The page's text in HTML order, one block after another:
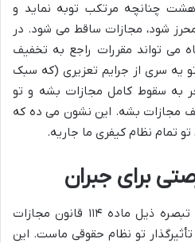
چنانچه مرتکب توبه نماید و
شود، مجازات ساقط می شود. در
می تواند مقررات راجع به تخفیف
یه سری از جرایم تعزیری (که سبک
به سقوط کامل مجازات بشه و تو
مجازات بشه. این نشون می ده که
تمام نظام کیفری ما جاریه.
برای جبران
خلاصه کلام اینکه، ماده ۱۱۴ و تبصره ذیل ماده ۱۱۴ قانون مجازات
تو نظام حقوقی ماست. این